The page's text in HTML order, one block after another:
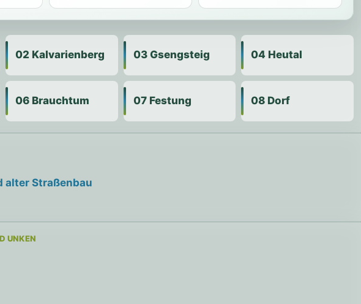
02 Kalvarienberg 03 Gsengsteig 04 Heutal
06 Brauchtum 07 Festung 08 Dorf
alter Straßenbau
UNKEN